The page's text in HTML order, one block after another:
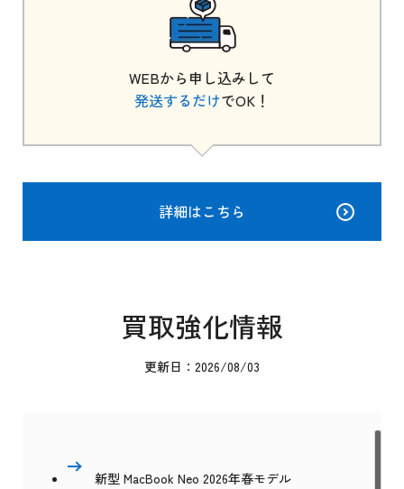
WEBから申し込みして
発送するだけでOK！
詳細はこちら
買取強化情報
更新日：2026/08/03
新型 MacBook Neo 2026年春モデル